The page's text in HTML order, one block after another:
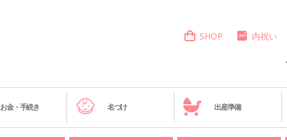
SHOP 内祝い
お金・手続き 名づけ 出産準備